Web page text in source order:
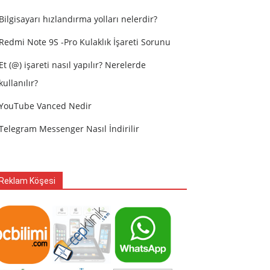
hızlandırma yolları nelerdir?
Note 9S -Pro Kulaklık İşareti Sorunu
(@) işareti nasıl yapılır? Nerelerde
Vanced Nedir
Messenger Nasıl İndirilir
Köşesi